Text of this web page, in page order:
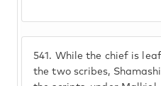
541. While the chief is
the two scribes,